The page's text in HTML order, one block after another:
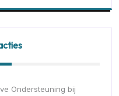
Ondersteuning bij